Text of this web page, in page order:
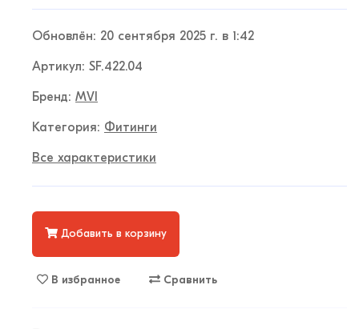
Обновлён: 20 сентября 2025 г. в 1:42
Артикул: SF.422.04
Бренд: MVI
Категория: Фитинги
Все характеристики
Добавить в корзину
В избранное Сравнить